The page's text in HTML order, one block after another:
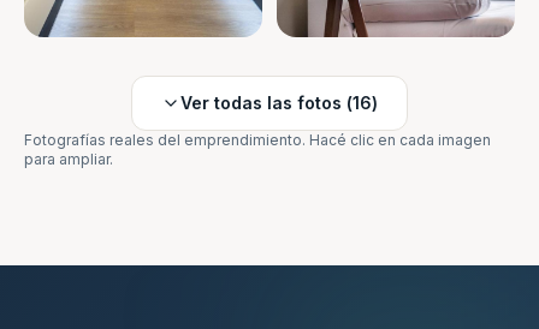
Ver todas las fotos (16)
Fotografías reales del emprendimiento. Hacé clic en cada imagen
para ampliar.